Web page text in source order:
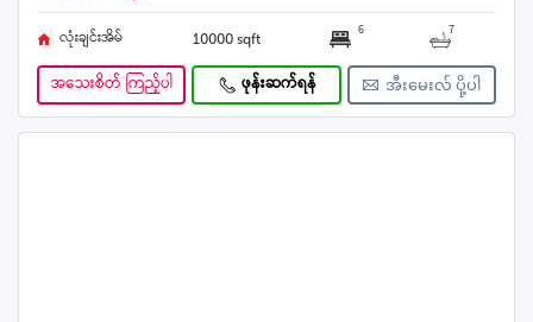
လုံးချင်းအိမ် 10000 sqft 6 7
အသေးစိတ် ကြည့်ပါ ဖုန်းဆက်ရန် အီးမေးလ် ပို့ပါ